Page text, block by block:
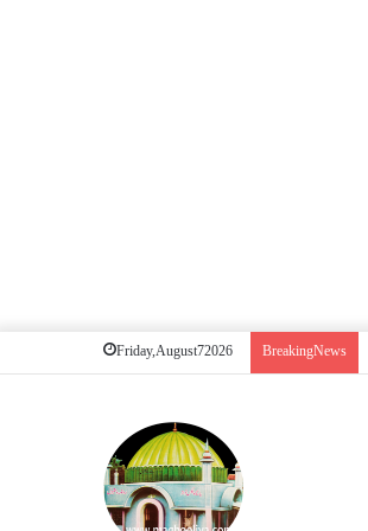
Friday, August 7 2026 Breaking News